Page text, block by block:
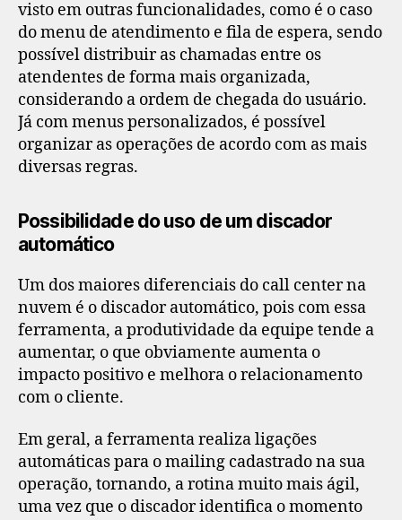
visto em outras funcionalidades, como é o caso
do menu de atendimento e fila de espera, sendo
possível distribuir as chamadas entre os
atendentes de forma mais organizada,
considerando a ordem de chegada do usuário.
Já com menus personalizados, é possível
organizar as operações de acordo com as mais
diversas regras.
Possibilidade do uso de um discador
automático
Um dos maiores diferenciais do call center na
nuvem é o discador automático, pois com essa
ferramenta, a produtividade da equipe tende a
aumentar, o que obviamente aumenta o
impacto positivo e melhora o relacionamento
com o cliente.
Em geral, a ferramenta realiza ligações
automáticas para o mailing cadastrado na sua
operação, tornando, a rotina muito mais ágil,
uma vez que o discador identifica o momento